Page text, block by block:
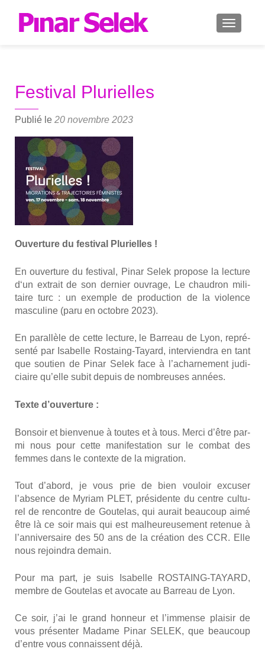
Festival Plurielles
Publié le 20 novembre 2023
Ouver­ture du fes­ti­val Plu­rielles !
En ouver­ture du fes­ti­val, Pinar Selek pro­pose la lec­ture
d‘un extrait de son der­nier ouvrage, Le chau­dron mili­
taire turc : un exemple de pro­duc­tion de la vio­lence
mas­cu­line (paru en octobre 2023).
En paral­lèle de cette lec­ture, le Bar­reau de Lyon, repré­
sen­té par Isa­belle Ros­taing-Tayard, inter­vien­dra en tant
que sou­tien de Pinar Selek face à l’acharnement judi­
ciaire qu’elle subit depuis de nom­breuses années.
Texte d’ou­ver­ture :
Bon­soir et bien­ve­nue à toutes et à tous. Mer­ci d’être par­
mi nous pour cette mani­fes­ta­tion sur le com­bat des
femmes dans le contexte de la migra­tion.
Tout d’abord, je vous prie de bien vou­loir excu­ser
l’absence de Myriam PLET, pré­si­dente du centre cultu­
rel de ren­contre de Gou­te­las, qui aurait beau­coup aimé
être là ce soir mais qui est mal­heu­reu­se­ment rete­nue à
l’anniversaire des 50 ans de la créa­tion des CCR. Elle
nous rejoin­dra demain.
Pour ma part, je suis Isa­belle ROSTAING-TAYARD,
membre de Gou­te­las et avo­cate au Bar­reau de Lyon.
Ce soir, j’ai le grand hon­neur et l’immense plai­sir de
vous pré­sen­ter Madame Pinar SELEK, que beau­coup
d’entre vous connaissent déjà.